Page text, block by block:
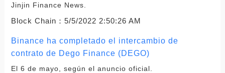
Jinjin Finance News.
Block Chain： 5/5/2022 2:50:26 AM
Binance ha completado el intercambio de
contrato de Dego Finance (DEGO)
El 6 de mayo, según el anuncio oficial.